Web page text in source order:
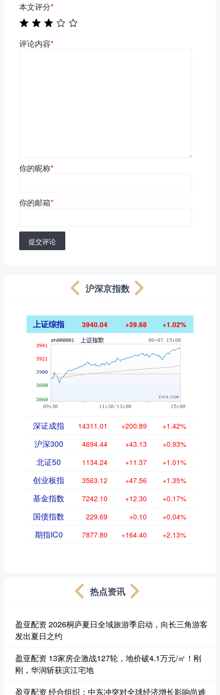
本文评分*
评论内容*
你的昵称*
你的邮箱*
提交评论
沪深京指数
上证综指 3940.04 +39.68 +1.02%
深证成指 14311.01 +200.89 +1.42%
沪深300 4694.44 +43.13 +0.93%
北证50 1134.24 +11.37 +1.01%
创业板指 3563.12 +47.56 +1.35%
基金指数 7242.10 +12.30 +0.17%
国债指数 229.69 +0.10 +0.04%
期指IC0 7877.80 +164.40 +2.13%
热点资讯
盈亚配资 2026桐庐夏日全域旅游季启动，向长三角游客
发出夏日之约
盈亚配资 13家房企激战127轮，地价破4.1万元/㎡！刚
刚，华润斩获滨江宅地
盈亚配资 经合组织：中东冲突对全球经济增长影响尚难